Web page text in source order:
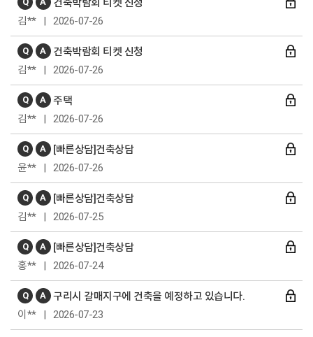
건축박람회 티켓 신청
김** | 2026-07-26
Q A
건축박람회 티켓 신청
김** | 2026-07-26
Q A
주택
김** | 2026-07-26
Q A
[빠른상담]건축상담
윤** | 2026-07-26
Q A
[빠른상담]건축상담
김** | 2026-07-25
Q A
[빠른상담]건축상담
홍** | 2026-07-24
Q A
구리시 갈매지구에 건축을 예정하고 있습니다.
이** | 2026-07-23